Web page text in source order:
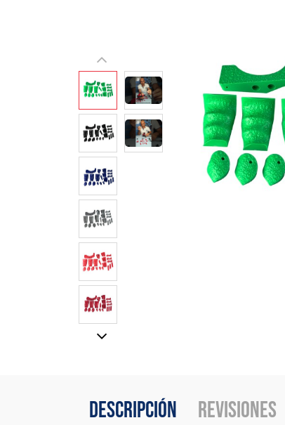
Descripción Revisiones